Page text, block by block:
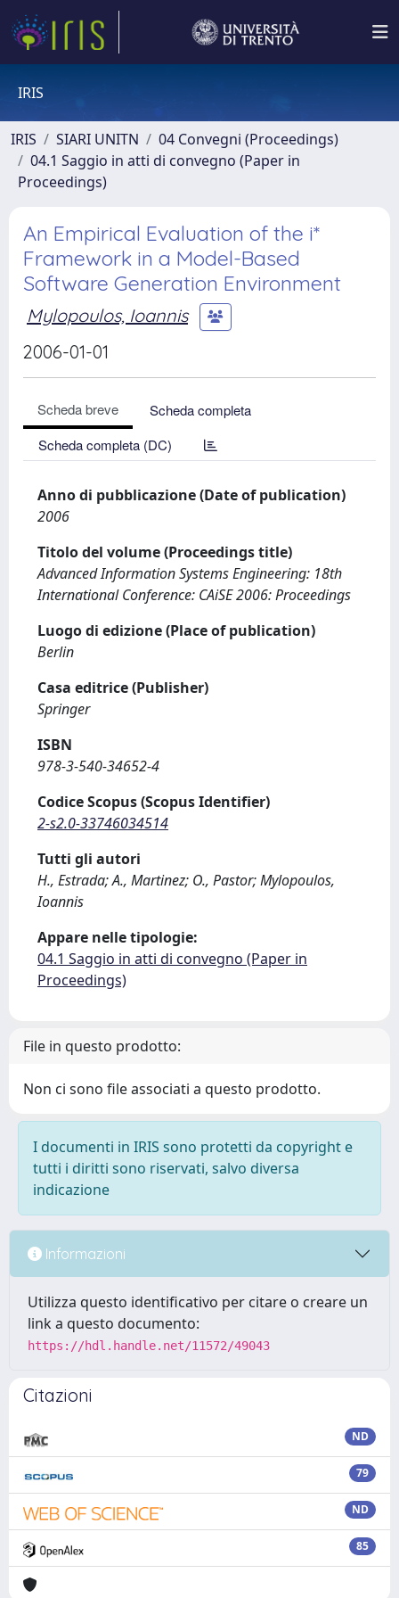
IRIS
IRIS SIARI UNITN
04 Convegni (Proceedings)
04.1 Saggio in atti di convegno (Paper in
Proceedings)
An Empirical Evaluation of the i*
Framework in a Model-Based
Software Generation Environment
Mylopoulos, Ioannis
2006-01-01
Scheda breve
Scheda completa
Scheda completa (DC)
Anno di pubblicazione (Date of publication)
2006
Titolo del volume (Proceedings title)
Advanced Information Systems Engineering: 18th
International Conference: CAiSE 2006: Proceedings
Luogo di edizione (Place of publication)
Berlin
Casa editrice (Publisher)
Springer
ISBN
978-3-540-34652-4
Codice Scopus (Scopus Identifier)
2-s2.0-33746034514
Tutti gli autori
H., Estrada; A., Martinez; O., Pastor; Mylopoulos,
Ioannis
Appare nelle tipologie:
04.1 Saggio in atti di convegno (Paper in
Proceedings)
File in questo prodotto:
Non ci sono file associati a questo prodotto.
I documenti in IRIS sono protetti da copyright e
tutti i diritti sono riservati, salvo diversa
indicazione
Informazioni
Utilizza questo identificativo per citare o creare un
link a questo documento:
https://hdl.handle.net/11572/49043
Citazioni
ND
79
ND
85